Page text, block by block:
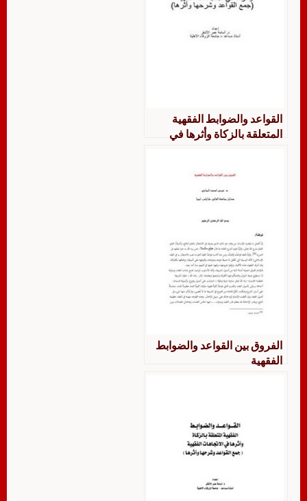
القواعد والضوابط الفقهية
المتعلقة بالزكاة وأثرها في
الفروق بين القواعد والضوابط
الفقهية